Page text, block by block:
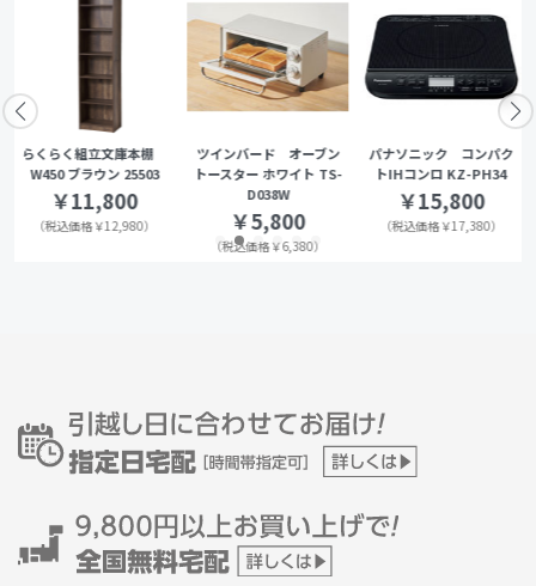
らくらく組立文庫本棚
W450 ブラウン 25503
￥11,800
（税込価格￥12,980）
ツインバード オーブン
トースター ホワイト TS-
D038W
￥5,800
（税込価格￥6,380）
パナソニック コンパク
トIHコンロ KZ-PH34
￥15,800
（税込価格￥17,380）